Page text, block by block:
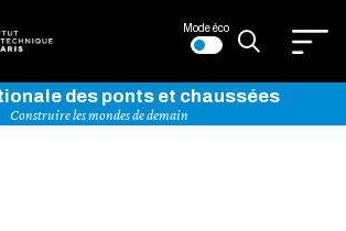
Mode éco
des ponts et chaussées
Construire les mondes de demain